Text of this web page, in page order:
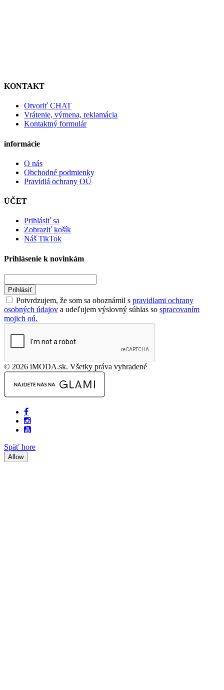
KONTAKT
Otvoriť CHAT
Vrátenie, výmena, reklamácia
Kontaktný formulár
informácie
O nás
Obchodné podmienky
Pravidlá ochrany OÚ
ÚČET
Prihlásiť sa
Zobraziť košík
Náš TikTok
Prihlásenie k novinkám
Prihlásiť
Potvrdzujem, že som sa oboznámil s pravidlami ochrany
osobných údajov a udeľujem výslovný súhlas so spracovaním
mojich oú.
© 2026 iMODA.sk. Všetky práva vyhradené
Späť hore
Allow